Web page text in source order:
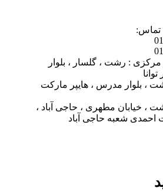
تماس:
: رشت ، گلسار ، بلوار
1 : رشت ، بلوار مدرس ، هایپر مارکت
2 : رشت ، خیابان مطهری ، حاجی آباد ،
احمدی شعبه حاجی آباد